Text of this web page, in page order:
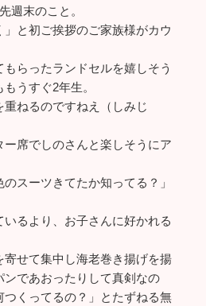
週末のこと。
」と初ご挨拶のご家族様がカウ
らったランドセルを嬉しそう
うすぐ2年生。
ねるのですねえ（しみじ
席でしのさんと楽しそうにア
のスーツきてたか知ってる？」
いるより、お子さんに好かれる
せて集中し海老巻き揚げを揚
ンであおったりして真剣なの
つくってるの？」とたずねる無